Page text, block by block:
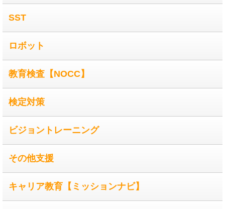
SST
ロボット
教育検査【NOCC】
検定対策
ビジョントレーニング
その他支援
キャリア教育【ミッションナビ】